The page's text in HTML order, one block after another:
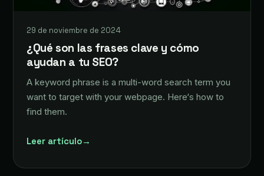
29 de noviembre de 2024
¿Qué son las frases clave y cómo
ayudan a tu SEO?
A keyword phrase is a multi-word search term you
want to target with your webpage. Here‘s how to
find them.
Leer artículo→